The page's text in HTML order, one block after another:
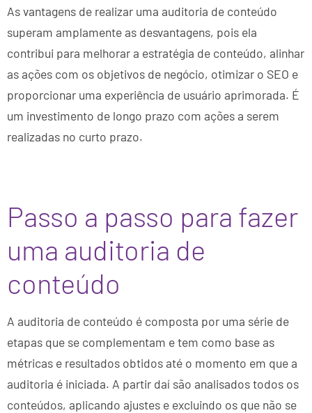
As vantagens de realizar uma auditoria de conteúdo
superam amplamente as desvantagens, pois ela
contribui para melhorar a estratégia de conteúdo, alinhar
as ações com os objetivos de negócio, otimizar o SEO e
proporcionar uma experiência de usuário aprimorada. É
um investimento de longo prazo com ações a serem
realizadas no curto prazo.
Passo a passo para fazer
uma auditoria de
conteúdo
A auditoria de conteúdo é composta por uma série de
etapas que se complementam e tem como base as
métricas e resultados obtidos até o momento em que a
auditoria é iniciada. A partir daí são analisados todos os
conteúdos, aplicando ajustes e excluindo os que não se